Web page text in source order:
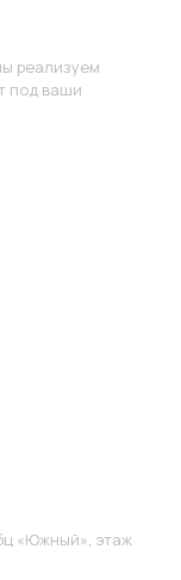
реализуем
под ваши
«Южный», этаж